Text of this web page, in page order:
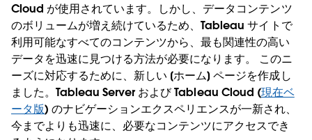
Cloud が使用されています。しかし、データコンテンツ
のボリュームが増え続けているため、Tableau サイトで
利用可能なすべてのコンテンツから、最も関連性の高い
データを迅速に見つける方法が必要になります。 このニ
ーズに対応するために、新しい [ホーム] ページを作成し
ました。Tableau Server および Tableau Cloud (現在ベ
ータ版) のナビゲーションエクスペリエンスが一新され、
今までよりも迅速に、必要なコンテンツにアクセスでき